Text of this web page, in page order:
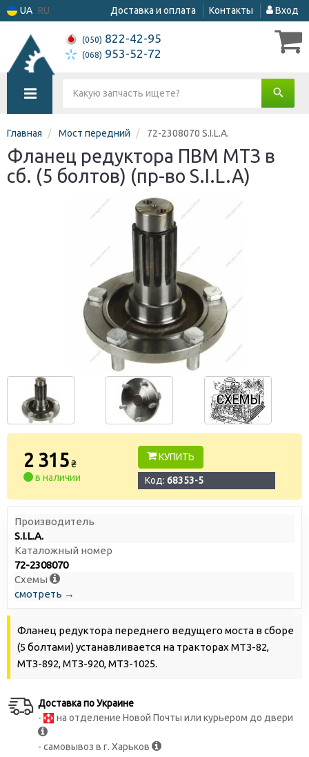
UA RU Доставка и оплата Контакты Вход
(050) 822-42-95
(068) 953-52-72
Главная Мост передний 72-2308070 S.I.L.A.
Фланец редуктора ПВМ МТЗ в
сб. (5 болтов) (пр-во S.I.L.A)
2 315₴
в наличии
КУПИТЬ
Код: 68353-5
Производитель
S.I.L.A.
Каталожный номер
72-2308070
Схемы
смотреть →
Фланец редуктора переднего ведущего моста в сборе
(5 болтами) устанавливается на тракторах МТЗ-82,
МТЗ-892, МТЗ-920, МТЗ-1025.
Доставка по Украине
-
на отделение Новой Почты или курьером до двери
- самовывоз в г. Харьков